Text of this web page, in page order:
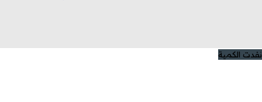
نفدت الكمية